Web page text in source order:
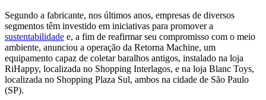
Segundo a fabricante, nos últimos anos, empresas de diversos
segmentos têm investido em iniciativas para promover a
sustentabilidade e, a fim de reafirmar seu compromisso com o meio
ambiente, anunciou a operação da Retorna Machine, um
equipamento capaz de coletar baralhos antigos, instalado na loja
RiHappy, localizada no Shopping Interlagos, e na loja Blanc Toys,
localizada no Shopping Plaza Sul, ambos na cidade de São Paulo
(SP).